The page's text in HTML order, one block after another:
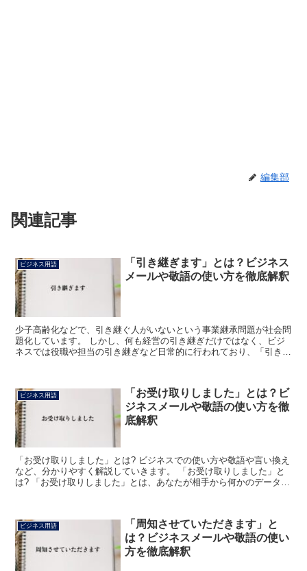
編集部
関連記事
ビジネス用語
「引き継ぎます」とは？ビジネス
メールや敬語の使い方を徹底解釈
少子高齢化などで、引き継ぐ人がいないという事業継承問題が社会問
題化しています。 しかし、何も経営の引き継ぎだけではなく、ビジ
ネスでは役職や担当の引き継ぎなど日常的に行われており、「引き継
ビジネス用語
「お受け取りしました」とは？ビ
ジネスメールや敬語の使い方を徹
底解釈
「お受け取りしました」とは? ビジネスでの使い方や敬語や言い換え
など、分かりやすく解説していきます。 「お受け取りしました」と
は? 「お受け取りしました」とは、あなたが相手から何かのデータや
ビジネス用語
「周知させていただきます」と
は？ビジネスメールや敬語の使い
方を徹底解釈